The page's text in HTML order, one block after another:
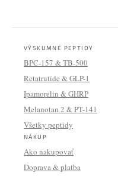
VÝSKUMNÉ PEPTIDY
BPC-157 & TB-500
Retatrutide & GLP-1
Ipamorelin & GHRP
Melanotan 2 & PT-141
Všetky peptidy
NÁKUP
Ako nakupovať
Doprava & platba